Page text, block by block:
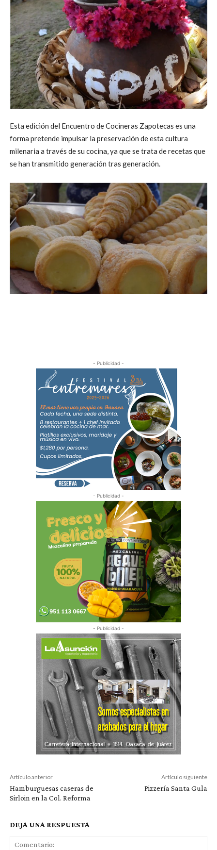
Esta edición del Encuentro de Cocineras Zapotecas es una
forma pretende impulsar la preservación de esta cultura
milenaria a través de su cocina, ya que se trata de recetas que
se han transmitido generación tras generación.
- Publicidad -
- Publicidad -
- Publicidad -
Artículo anterior
Hamburguesas caseras de
Sirloin en la Col. Reforma
Artículo siguiente
Pizzería Santa Gula
DEJA UNA RESPUESTA